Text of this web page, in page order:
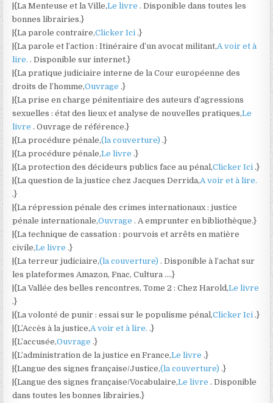
|{La Menteuse et la Ville,Le livre . Disponible dans toutes les
bonnes librairies.}
|{La parole contraire,Clicker Ici .}
|{La parole et l’action : Itinéraire d’un avocat militant,A voir et à
lire. . Disponible sur internet.}
|{La pratique judiciaire interne de la Cour européenne des
droits de l’homme,Ouvrage .}
|{La prise en charge pénitentiaire des auteurs d’agressions
sexuelles : état des lieux et analyse de nouvelles pratiques,Le
livre . Ouvrage de référence.}
|{La procédure pénale,(la couverture) .}
|{La procédure pénale,Le livre .}
|{La protection des décideurs publics face au pénal,Clicker Ici .}
|{La question de la justice chez Jacques Derrida,A voir et à lire.
.}
|{La répression pénale des crimes internationaux : justice
pénale internationale,Ouvrage . A emprunter en bibliothèque.}
|{La technique de cassation : pourvois et arrêts en matière
civile,Le livre .}
|{La terreur judiciaire,(la couverture) . Disponible à l’achat sur
les plateformes Amazon, Fnac, Cultura ….}
|{La Vallée des belles rencontres, Tome 2 : Chez Harold,Le livre
.}
|{La volonté de punir : essai sur le populisme pénal,Clicker Ici .}
|{L’Accès à la justice,A voir et à lire. .}
|{L’accusée,Ouvrage .}
|{L’administration de la justice en France,Le livre .}
|{Langue des signes française/Justice,(la couverture) .}
|{Langue des signes française/Vocabulaire,Le livre . Disponible
dans toutes les bonnes librairies.}